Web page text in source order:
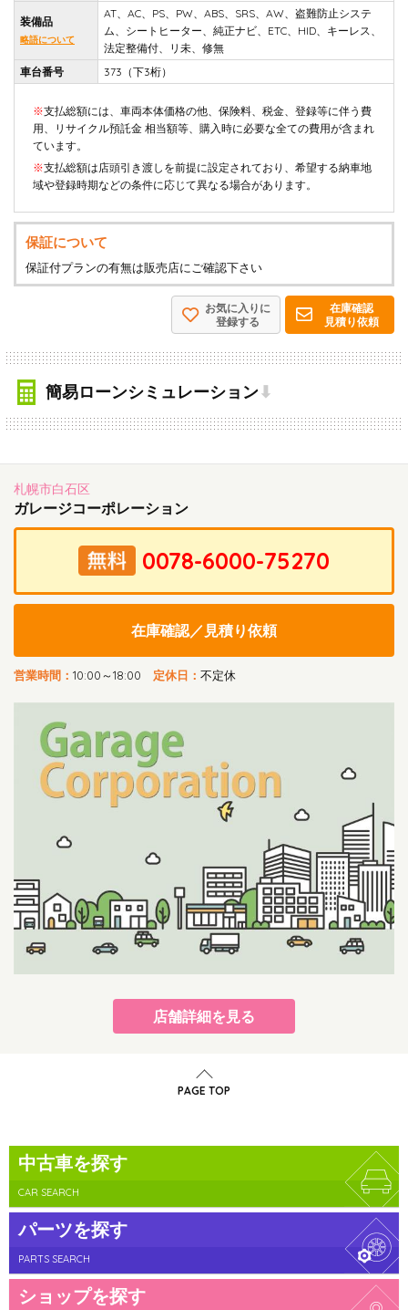
装備品
略語について
AT、AC、PS、PW、ABS、SRS、AW、盗難防止システ
ム、シートヒーター、純正ナビ、ETC、HID、キーレス、
法定整備付、リ未、修無
車台番号
373（下3桁）
※支払総額には、車両本体価格の他、保険料、税金、登録等に伴う費
用、リサイクル預託金 相当額等、購入時に必要な全ての費用が含まれ
ています。
※支払総額は店頭引き渡しを前提に設定されており、希望する納車地
域や登録時期などの条件に応じて異なる場合があります。
保証について
保証付プランの有無は販売店にご確認下さい
在庫確認
見積り依頼
お気に入りに
登録する
簡易ローンシミュレーション⬇
札幌市白石区
ガレージコーポレーション
在庫確認／見積り依頼
営業時間： 10:00～18:00 定休日： 不定休
店舗詳細を見る
PAGE TOP
中古車を探す
CAR SEARCH
パーツを探す
PARTS SEARCH
ショップを探す